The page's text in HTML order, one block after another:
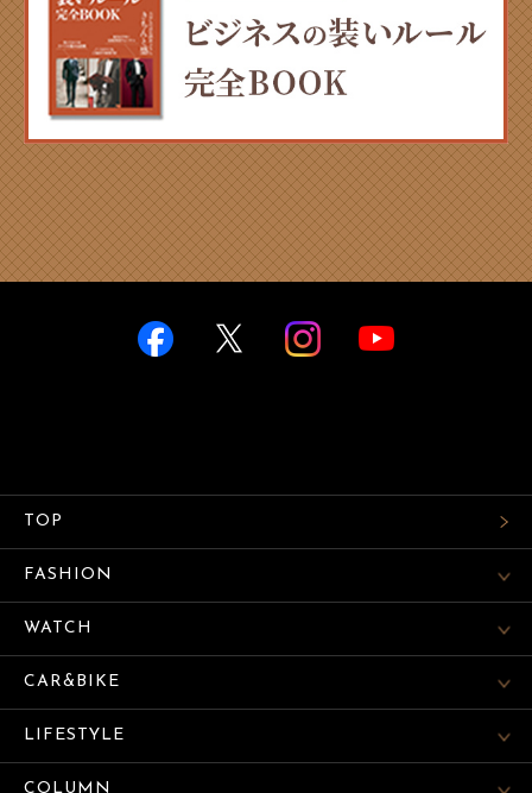
TOP
FASHION
WATCH
CAR&BIKE
LIFESTYLE
COLUMN